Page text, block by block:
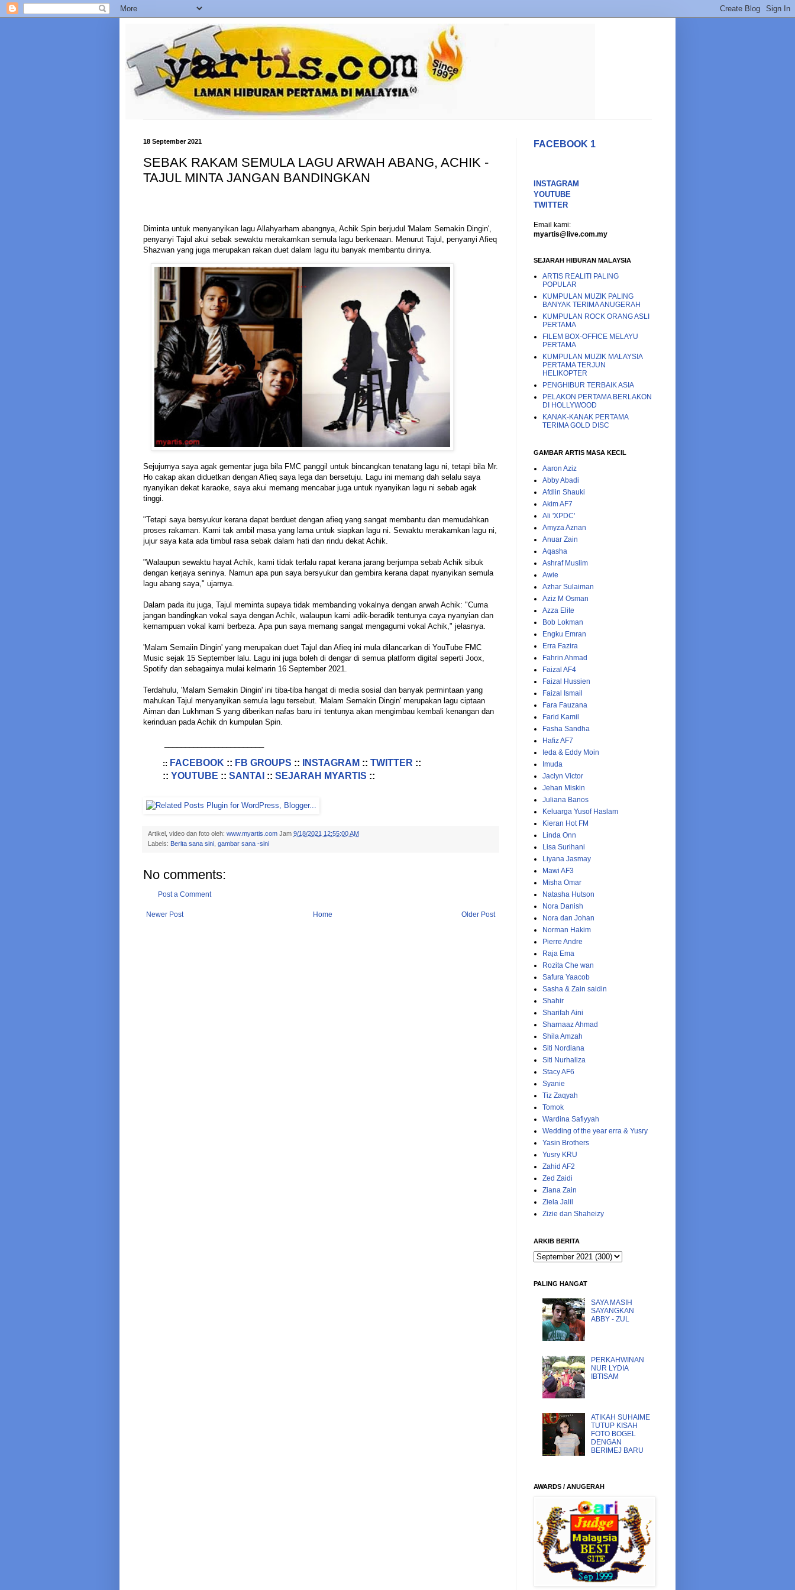
18 September 2021
SEBAK RAKAM SEMULA LAGU ARWAH ABANG, ACHIK -
TAJUL MINTA JANGAN BANDINGKAN
Diminta untuk menyanyikan lagu Allahyarham abangnya, Achik Spin berjudul 'Malam Semakin Dingin',
penyanyi Tajul akui sebak sewaktu merakamkan semula lagu berkenaan. Menurut Tajul, penyanyi Afieq
Shazwan yang juga merupakan rakan duet dalam lagu itu banyak membantu dirinya.
Sejujurnya saya agak gementar juga bila FMC panggil untuk bincangkan tenatang lagu ni, tetapi bila Mr.
Ho cakap akan diduetkan dengan Afieq saya lega dan bersetuju. Lagu ini memang dah selalu saya
nyanyikan dekat karaoke, saya akui memang mencabar juga untuk nyanyikan lagu ni sebab agak
tinggi.
"Tetapi saya bersyukur kerana dapat berduet dengan afieq yang sangat membantu dan memudahkan
proses rakaman. Kami tak ambil masa yang lama untuk siapkan lagu ni. Sewaktu merakamkan lagu ni,
jujur saya kata ada timbul rasa sebak dalam hati dan rindu dekat Achik.
"Walaupun sewaktu hayat Achik, kami tidak terlalu rapat kerana jarang berjumpa sebab Achik sibuk
dengan kerjaya seninya. Namun apa pun saya bersyukur dan gembira kerana dapat nyanyikan semula
lagu abang saya," ujarnya.
Dalam pada itu juga, Tajul meminta supaya tidak membanding vokalnya dengan arwah Achik: "Cuma
jangan bandingkan vokal saya dengan Achik, walaupun kami adik-beradik tentunya caya nyanyian dan
kemampuan vokal kami berbeza. Apa pun saya memang sangat mengagumi vokal Achik," jelasnya.
'Malam Semaiin Dingin' yang merupakan duet Tajul dan Afieq ini mula dilancarkan di YouTube FMC
Music sejak 15 September lalu. Lagu ini juga boleh di dengar di semua platform digital seperti Joox,
Spotify dan sebagainya mulai kelmarin 16 September 2021.
Terdahulu, 'Malam Semakin Dingin' ini tiba-tiba hangat di media sosial dan banyak permintaan yang
mahukan Tajul menyanyikan semula lagu tersebut. 'Malam Semakin Dingin' merupakan lagu ciptaan
Aiman dan Lukhman S yang diberikan nafas baru ini tentunya akan mengimbau kembali kenangan dan
kerinduan pada Achik dn kumpulan Spin.
:: FACEBOOK :: FB GROUPS :: INSTAGRAM :: TWITTER ::
:: YOUTUBE :: SANTAI :: SEJARAH MYARTIS ::
Artikel, video dan foto oleh: www.myartis.com Jam 9/18/2021 12:55:00 AM
Labels: Berita sana sini gambar sana -sini
No comments:
Post a Comment
Newer Post Older Post
Home
FACEBOOK 1
INSTAGRAM
YOUTUBE
TWITTER
Email kami:
myartis@live.com.my
SEJARAH HIBURAN MALAYSIA
ARTIS REALITI PALING
POPULAR
KUMPULAN MUZIK PALING
BANYAK TERIMA ANUGERAH
KUMPULAN ROCK ORANG ASLI
PERTAMA
FILEM BOX-OFFICE MELAYU
PERTAMA
KUMPULAN MUZIK MALAYSIA
PERTAMA TERJUN
HELIKOPTER
PENGHIBUR TERBAIK ASIA
PELAKON PERTAMA BERLAKON
DI HOLLYWOOD
KANAK-KANAK PERTAMA
TERIMA GOLD DISC
GAMBAR ARTIS MASA KECIL
Aaron Aziz
Abby Abadi
Afdlin Shauki
Akim AF7
Ali 'XPDC'
Amyza Aznan
Anuar Zain
Aqasha
Ashraf Muslim
Awie
Azhar Sulaiman
Aziz M Osman
Azza Elite
Bob Lokman
Engku Emran
Erra Fazira
Fahrin Ahmad
Faizal AF4
Faizal Hussien
Faizal Ismail
Fara Fauzana
Farid Kamil
Fasha Sandha
Hafiz AF7
Ieda & Eddy Moin
Imuda
Jaclyn Victor
Jehan Miskin
Juliana Banos
Keluarga Yusof Haslam
Kieran Hot FM
Linda Onn
Lisa Surihani
Liyana Jasmay
Mawi AF3
Misha Omar
Natasha Hutson
Nora Danish
Nora dan Johan
Norman Hakim
Pierre Andre
Raja Ema
Rozita Che wan
Safura Yaacob
Sasha & Zain saidin
Shahir
Sharifah Aini
Sharnaaz Ahmad
Shila Amzah
Siti Nordiana
Siti Nurhaliza
Stacy AF6
Syanie
Tiz Zaqyah
Tomok
Wardina Safiyyah
Wedding of the year erra & Yusry
Yasin Brothers
Yusry KRU
Zahid AF2
Zed Zaidi
Ziana Zain
Ziela Jalil
Zizie dan Shaheizy
ARKIB BERITA
PALING HANGAT
SAYA MASIH
SAYANGKAN
ABBY - ZUL
PERKAHWINAN
NUR LYDIA
IBTISAM
ATIKAH SUHAIME
TUTUP KISAH
FOTO BOGEL
DENGAN
BERIMEJ BARU
AWARDS / ANUGERAH